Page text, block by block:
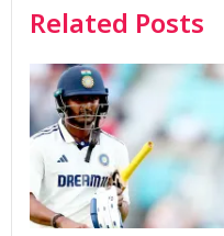
Related Posts